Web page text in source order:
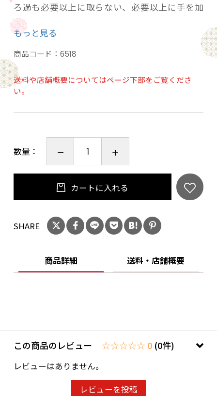
ろ過も必要以上に取らない、必要以上に手を加
えない、雑味を取りつつ旨味を残す。
この莞爾は昔から守られてきた製法に加えて“人
間味”という舌では感じられない素敵な"味"を最
大限加えた繊細で芳醇な焼酎です。
関わる全ての人が笑顔でありますように…
お湯割り好きのための芋焼酎！
温めるとクリのような香りがする、芳醇で柔ら
かいほっこりした芋焼酎です。
丸西酒造株式会社 鹿児島県
20歳未満の飲酒は法律で禁止されています。当
店は20歳未満の方への酒類の販売はいたしてお
ことよりモール会員で生年月日登録済みの方
もっと見る
商品コード： 6518
送料や店舗概要についてはページ下部をご覧くださ
い。
数量：
カートに入れる
SHARE
商品詳細 送料・店舗概要
この商品のレビュー ☆☆☆☆☆ 0 (0件)
レビューはありません。
レビューを投稿